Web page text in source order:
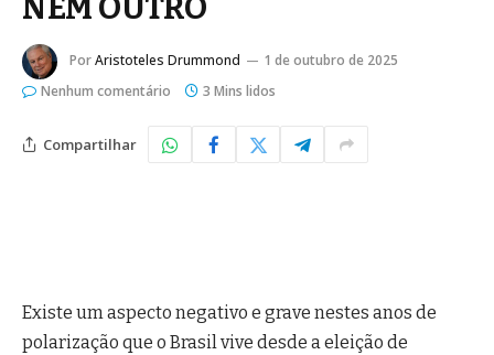
NEM OUTRO
PorAristoteles Drummond
1 de outubro de 2025
Nenhum comentário
3 Mins lidos
Compartilhar
Existe um aspecto negativo e grave nestes anos de
polarização que o Brasil vive desde a eleição de